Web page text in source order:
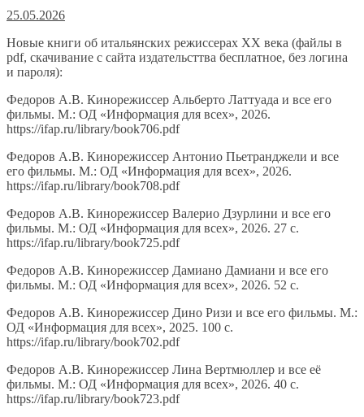
25.05.2026
Новые книги об итальянских режиссерах XX века (файлы в
pdf, скачивание с сайта издательсттва бесплатное, без логина
и пароля):
Федоров А.В. Кинорежиссер Альберто Латтуада и все его
фильмы. М.: ОД «Информация для всех», 2026.
https://ifap.ru/library/book706.pdf
Федоров А.В. Кинорежиссер Антонио Пьетранджели и все
его фильмы. М.: ОД «Информация для всех», 2026.
https://ifap.ru/library/book708.pdf
Федоров А.В. Кинорежиссер Валерио Дзурлини и все его
фильмы. М.: ОД «Информация для всех», 2026. 27 с.
https://ifap.ru/library/book725.pdf
Федоров А.В. Кинорежиссер Дамиано Дамиани и все его
фильмы. М.: ОД «Информация для всех», 2026. 52 с.
Федоров А.В. Кинорежиссер Дино Ризи и все его фильмы. М.:
ОД «Информация для всех», 2025. 100 c.
https://ifap.ru/library/book702.pdf
Федоров А.В. Кинорежиссер Лина Вертмюллер и все её
фильмы. М.: ОД «Информация для всех», 2026. 40 с.
https://ifap.ru/library/book723.pdf